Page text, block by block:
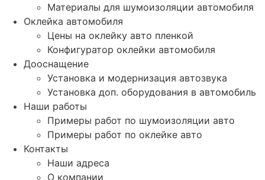
Материалы для шумоизоляции автомобиля
Оклейка автомобиля
Цены на оклейку авто пленкой
Конфигуратор оклейки автомобиля
Дооснащение
Установка и модернизация автозвука
Установка доп. оборудования в автомобиль
Наши работы
Примеры работ по шумоизоляции авто
Примеры работ по оклейке авто
Контакты
Наши адреса
О компании